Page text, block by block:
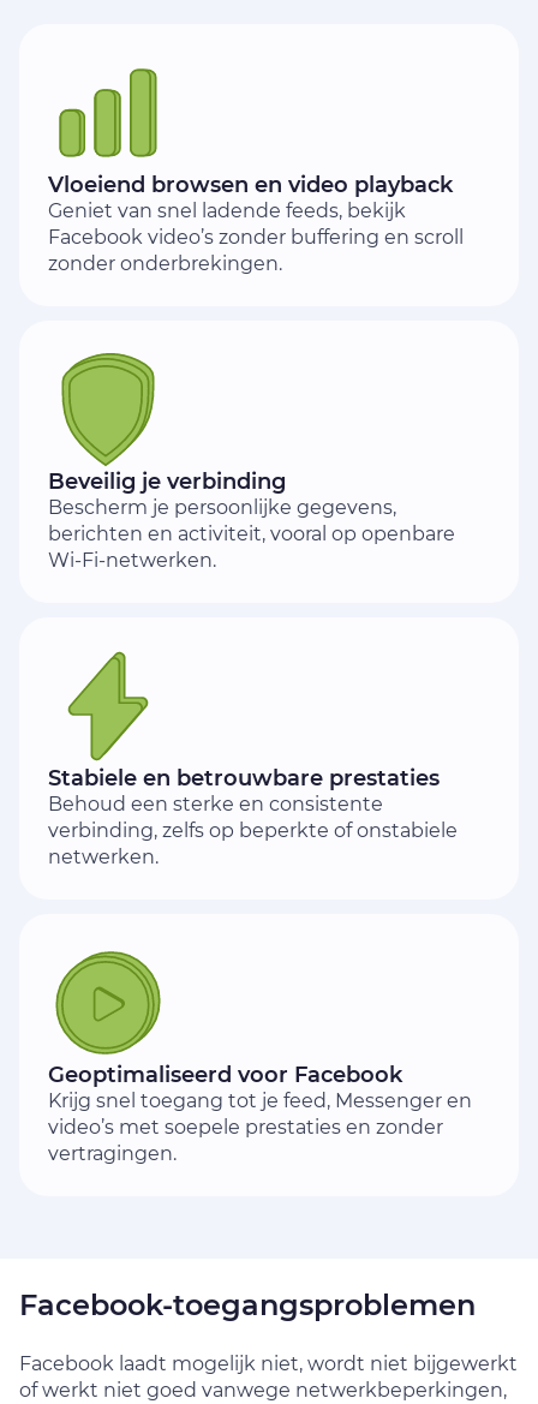
Vloeiend browsen en video playback
Geniet van snel ladende feeds, bekijk
Facebook video’s zonder buffering en scroll
zonder onderbrekingen.
Beveilig je verbinding
Bescherm je persoonlijke gegevens,
berichten en activiteit, vooral op openbare
Wi-Fi-netwerken.
Stabiele en betrouwbare prestaties
Behoud een sterke en consistente
verbinding, zelfs op beperkte of onstabiele
netwerken.
Geoptimaliseerd voor Facebook
Krijg snel toegang tot je feed, Messenger en
video’s met soepele prestaties en zonder
vertragingen.
Facebook-toegangsproblemen
Facebook laadt mogelijk niet, wordt niet bijgewerkt
of werkt niet goed vanwege netwerkbeperkingen,